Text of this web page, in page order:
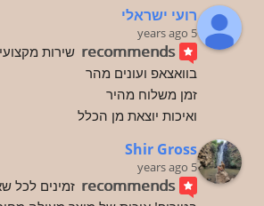
רועי ישראלי
5 years ago
recommends
בוואצאפ ועונים מהר
זמן משלוח מהיר
ואיכות יוצאת מן הכלל
Shir Gross
5 years ago
recommends